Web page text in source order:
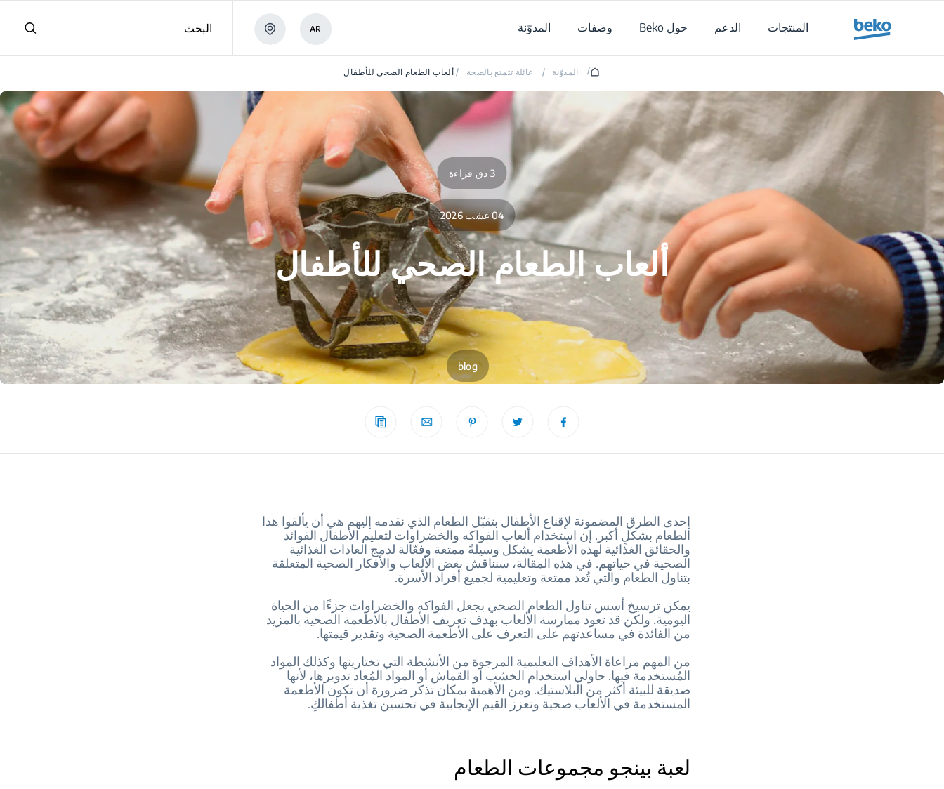
المنتجات
الدعم حول Beko وصفات المدوّنة AR البحث
/ المدوّنة / عائلة تتمتع بالصحة / ألعاب الطعام الصحي للأطفال
3 دق قراءة
04 غشت 2026
ألعاب الطعام الصحي للأطفال
blog
إحدى الطرق المضمونة لإقناع الأطفال بتقبّل الطعام الذي نقدمه إليهم هي أن يألفوا هذا
الطعام بشكلٍ أكبر. إن استخدام ألعاب الفواكه والخضراوات لتعليم الأطفال الفوائد
والحقائق الغذائية لهذه الأطعمة يشكل وسيلةً ممتعة وفعّالة لدمج العادات الغذائية
الصحية في حياتهم. في هذه المقالة، سنناقش بعض الألعاب والأفكار الصحية المتعلقة
بتناول الطعام والتي تُعد ممتعة وتعليمية لجميع أفراد الأسرة.
يمكن ترسيخ أسس تناول الطعام الصحي بجعل الفواكه والخضراوات جزءًا من الحياة
اليومية. ولكن قد تعود ممارسة الألعاب بهدف تعريف الأطفال بالأطعمة الصحية بالمزيد
من الفائدة في مساعدتهم على التعرف على الأطعمة الصحية وتقدير قيمتها.
من المهم مراعاة الأهداف التعليمية المرجوة من الأنشطة التي تختارينها وكذلك المواد
المُستخدمة فيها. حاولي استخدام الخشب أو القماش أو المواد المُعاد تدويرها، لأنها
صديقة للبيئة أكثر من البلاستيك. ومن الأهمية بمكان تذكر ضرورة أن تكون الأطعمة
المستخدمة في الألعاب صحية وتعزز القيم الإيجابية في تحسين تغذية أطفالكِ.
لعبة بينجو مجموعات الطعام